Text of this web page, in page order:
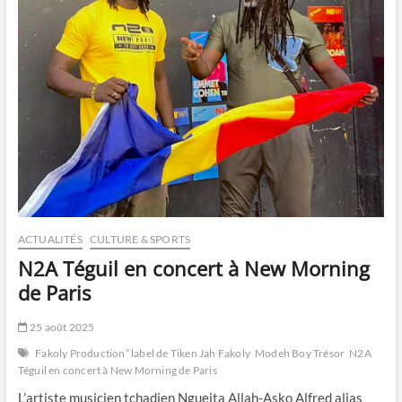
ACTUALITÉS CULTURE & SPORTS
N2A Téguil en concert à New Morning
de Paris
25 août 2025
Fakoly Production” label de Tiken Jah Fakoly Modeh Boy Trésor N2A
Téguil en concert à New Morning de Paris
L’artiste musicien tchadien Ngueita Allah-Asko Alfred alias